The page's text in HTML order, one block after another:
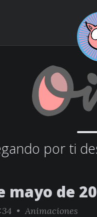
por ti
mayo de
• Animaciones